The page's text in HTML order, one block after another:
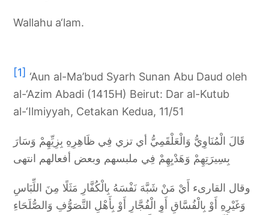
Wallahu a‘lam.
[1] ‘Aun al-Ma’bud Syarh Sunan Abu Daud oleh
al-‘Azim Abadi (1415H) Beirut: Dar al-Kutub
al-‘Ilmiyyah, Cetakan Kedua, 11/51
قَالَ الْمُنَاوِيُّ وَالْعَلْقَمِيُّ أي تزي فِي ظَاهِرِهِ بِزِيِّهِمْ وَسَارَ
بِسِيرَتِهِمْ وَهَدْيِهِمْ فِي ملبسهم وبعض أفعالهم انتهى
وقال القارىء أَيْ مَنْ شَبَّهَ نَفْسَهُ بِالْكُفَّارِ مَثَلًا مِنَ اللِّبَاسِ
وَغَيْرِهِ أَوْ بِالْفُسَّاقِ أَوِ الْفُجَّارِ أَوْ بِأَهْلِ التَّصَوُّفِ وَالصُّلَحَاءِ